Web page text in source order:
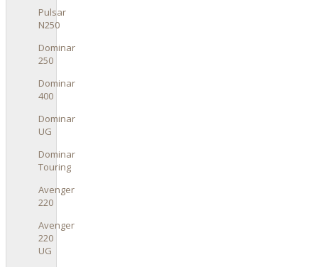
Pulsar
N250
Dominar
250
Dominar
400
Dominar
UG
Dominar
Touring
Avenger
220
Avenger
220
UG